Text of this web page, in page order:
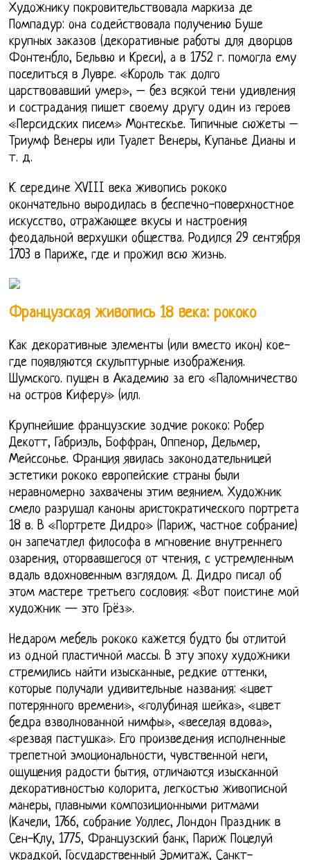
Художнику покровительствовала маркиза де
Помпадур: она содействовала получению Буше
крупных заказов (декоративные работы для дворцов
Фонтенбло, Бельвю и Креси), а в 1752 г. помогла ему
поселиться в Лувре. «Король так долго
царствовавший умер», – без всякой тени удивления
и сострадания пишет своему другу один из героев
«Персидских писем» Монтескье. Типичные сюжеты –
Триумф Венеры или Туалет Венеры, Купанье Дианы и
т. д.
К середине XVIII века живопись рококо
окончательно выродилась в беспечно-поверхностное
искусство, отражающее вкусы и настроения
феодальной верхушки общества. Родился 29 сентября
1703 в Париже, где и прожил всю жизнь.
Французская живопись 18 века: рококо
Как декоративные элементы (или вместо икон) кое-
где появляются скульптурные изображения.
Шумского. пущен в Академию за его «Паломничество
на остров Киферу» (илл.
Крупнейшие французские зодчие рококо: Робер
Декотт, Габриэль, Боффран, Оппенор, Дельмер,
Мейссонье. Франция явилась законодательницей
эстетики рококо европейские страны были
неравномерно захвачены этим веянием. Художник
смело разрушал каноны аристократического портрета
18 в. В «Портрете Дидро» (Париж, частное собрание)
он запечатлел философа в мгновение внутреннего
озарения, оторвавшегося от чтения, с устремленным
вдаль вдохновенным взглядом. Д. Дидро писал об
этом мастере третьего сословия: «Вот поистине мой
художник — это Грёз».
Недаром мебель рококо кажется будто бы отлитой
из одной пластичной массы. В эту эпоху художники
стремились найти изысканные, редкие оттенки,
которые получали удивительные названия: «цвет
потерянного времени», «голубиная шейка», «цвет
бедра взволнованной нимфы», «веселая вдова»,
«резвая пастушка». Его произведения исполненные
трепетной эмоциональности, чувственной неги,
ощущения радости бытия, отличаются изысканной
декоративностью колорита, легкостью живописной
манеры, плавными композиционными ритмами
(Качели, 1766, собрание Уоллес, Лондон Праздник в
Сен-Клу, 1775, Французский банк, Париж Поцелуй
украдкой, Государственный Эрмитаж, Санкт-